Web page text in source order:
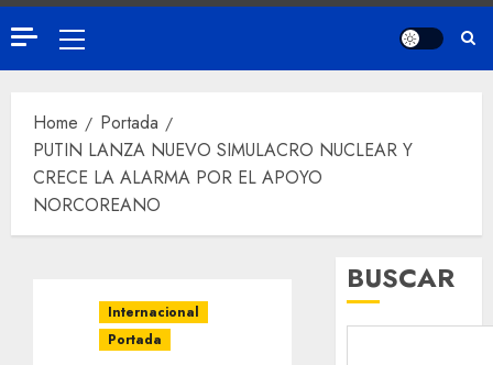
Home
Portada
PUTIN LANZA NUEVO SIMULACRO NUCLEAR Y
CRECE LA ALARMA POR EL APOYO
NORCOREANO
Internacional
Portada
BUSCAR